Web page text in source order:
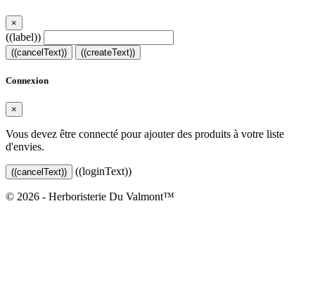
×
((label))
((cancelText)) ((createText))
Connexion
×
Vous devez être connecté pour ajouter des produits à votre liste
d'envies.
((cancelText)) ((loginText))
© 2026 - Herboristerie Du Valmont™